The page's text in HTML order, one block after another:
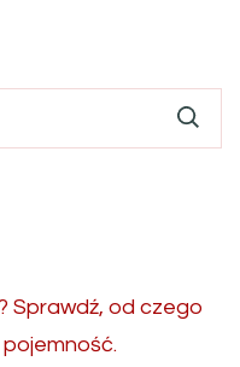
Sprawdź, od czego